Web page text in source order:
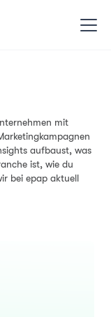
mit
aufbaust, was
ist, wie du
bei epap aktuell